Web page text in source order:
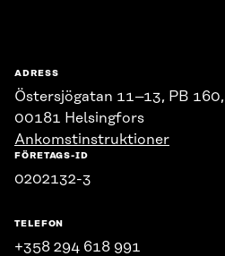
ADRESS
Östersjögatan 11–13, PB 160,
00181 Helsingfors
Ankomstinstruktioner
FÖRETAGS-ID
0202132-3
TELEFON
+358 294 618 991